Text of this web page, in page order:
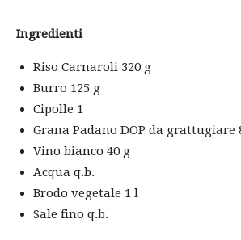
Ingredienti
Riso Carnaroli 320 g
Burro 125 g
Cipolle 1
Grana Padano DOP da grattugiare
Vino bianco 40 g
Acqua q.b.
Brodo vegetale 1 l
Sale fino q.b.